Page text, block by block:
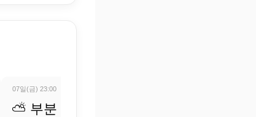
07일(금) 23:00
⛅ 부분